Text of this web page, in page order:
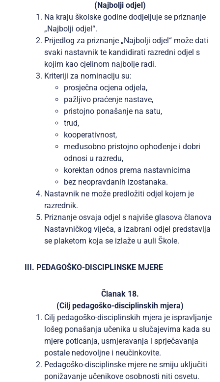
(Najbolji odjel)
Na kraju školske godine dodjeljuje se priznanje
„Najbolji odjel“.
Prijedlog za priznanje „Najbolji odjel“ može dati
svaki nastavnik te kandidirati razredni odjel s
kojim kao cjelinom najbolje radi.
Kriteriji za nominaciju su:
prosječna ocjena odjela,
pažljivo praćenje nastave,
pristojno ponašanje na satu,
trud,
kooperativnost,
međusobno pristojno ophođenje i dobri
odnosi u razredu,
korektan odnos prema nastavnicima
bez neopravdanih izostanaka.
Nastavnik ne može predložiti odjel kojem je
razrednik.
Priznanje osvaja odjel s najviše glasova članova
Nastavničkog vijeća, a izabrani odjel predstavlja
se plaketom koja se izlaže u auli Škole.
III. PEDAGOŠKO-DISCIPLINSKE MJERE
Članak 18.
(Cilj pedagoško-disciplinskih mjera)
Cilj pedagoško-disciplinskih mjera je ispravljanje
lošeg ponašanja učenika u slučajevima kada su
mjere poticanja, usmjeravanja i sprječavanja
postale nedovoljne i neučinkovite.
Pedagoško-disciplinske mjere ne smiju uključiti
ponižavanje učenikove osobnosti niti osvetu.